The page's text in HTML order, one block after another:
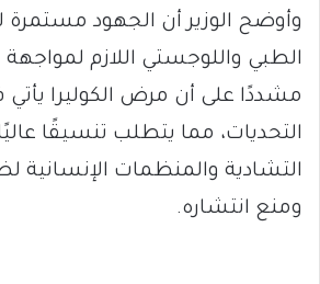
وأوضح الوزير أن الجهود مستمرة
الطبي واللوجستي اللازم
مشددًا على أن مرض الكوليرا
التحديات، مما يتطلب تنسيقًا
التشادية والمنظمات الإنسانية
ومنع انتشاره.